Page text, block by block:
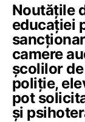
Noutățile
educației
camere
școlilor
poliție,
pot
și